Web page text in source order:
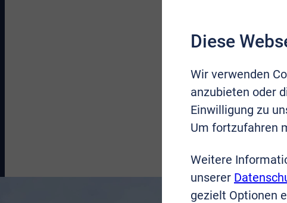
Diese
Wir verwenden
anzubieten oder
Einwilligung zu
Um fortzufahren
Weitere
unserer
gezielt Optionen